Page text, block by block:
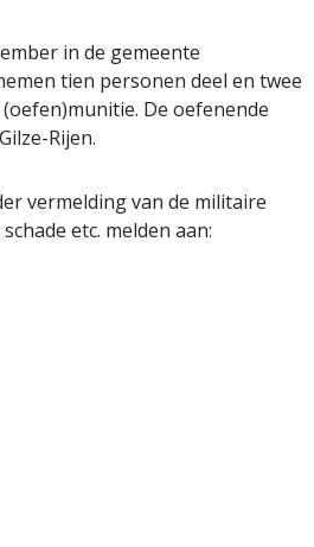
in de gemeente
tien personen deel en twee
De oefenende
Rijen.
vermelding van de militaire
etc. melden aan: